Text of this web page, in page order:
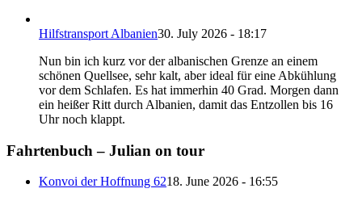
Hilfstransport Albanien30. July 2026 - 18:17
Nun bin ich kurz vor der albanischen Grenze an einem
schönen Quellsee, sehr kalt, aber ideal für eine Abkühlung
vor dem Schlafen. Es hat immerhin 40 Grad. Morgen dann
ein heißer Ritt durch Albanien, damit das Entzollen bis 16
Uhr noch klappt.
Fahrtenbuch – Julian on tour
Konvoi der Hoffnung 6218. June 2026 - 16:55